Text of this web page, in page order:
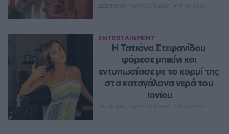
ENTERTAINMENT
Η Τατιάνα Στεφανίδου
φόρεσε μπικίνι και
εντυπωσίασε με το κορμί της
στα καταγάλανα νερά του
Ιονίου